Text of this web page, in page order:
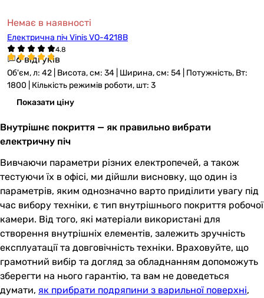
Немає в наявності
Електрична піч Vinis VO-4218B
6 відгуків
Об'єм, л: 42 | Висота, см: 34 | Ширина, см: 54 | Потужність, Вт:
1800 | Кількість режимів роботи, шт: 3
Показати ціну
Внутрішнє покриття — як правильно вибрати
електричну піч
Вивчаючи параметри різних електропечей, а також
тестуючи їх в офісі, ми дійшли висновку, що один із
параметрів, яким однозначно варто приділити увагу під
час вибору техніки, є тип внутрішнього покриття робочої
камери. Від того, які матеріали використані для
створення внутрішніх елементів, залежить зручність
експлуатації та довговічність техніки. Враховуйте, що
грамотний вибір та догляд за обладнанням допоможуть
зберегти на нього гарантію, та вам не доведеться
думати, як прибрати подряпини з варильної поверхні,